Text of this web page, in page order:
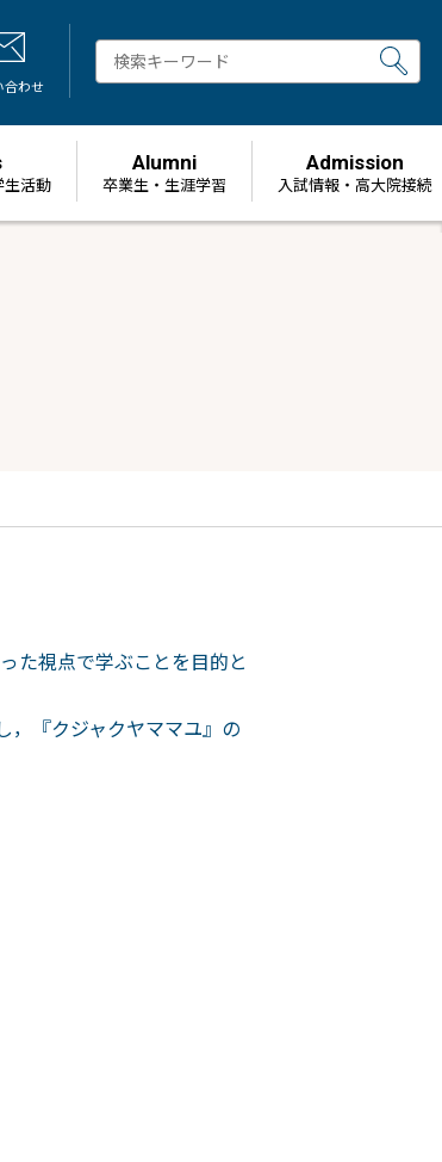
合わせ
生活動
Alumni
卒業生・生涯学習
Admission
⼊試情報・高大院接続
た視点で学ぶことを目的と
，『クジャクヤママユ』の